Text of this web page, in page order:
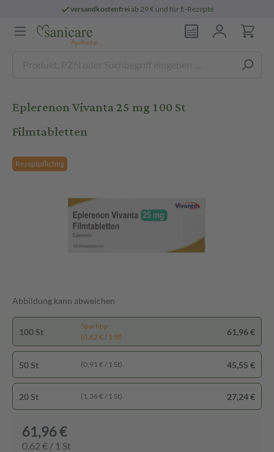
versandkostenfreiab 29 € und für E-Rezepte
Eplerenon Vivanta 25 mg 100 St
Filmtabletten
Rezeptpflichtig
Abbildung kann abweichen
100 St
Spartipp
(0,62 € / 1 St)
61,96 €
50 St (0,91 € / 1 St) 45,55 €
20 St (1,36 € / 1 St) 27,24 €
61,96 €
0,62 € / 1 St